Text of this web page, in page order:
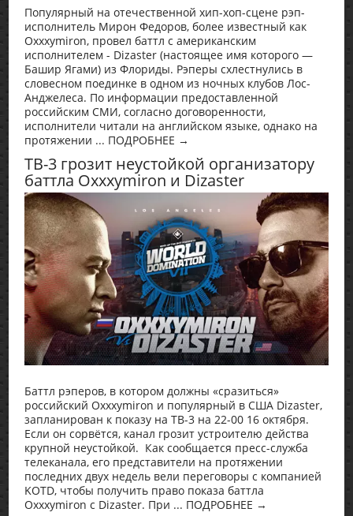
Популярный на отечественной хип-хоп-сцене рэп-
исполнитель Мирон Федоров, более известный как
Oxxxymiron, провел баттл с американским
исполнителем - Dizaster (настоящее имя которого —
Башир Ягами) из Флориды. Рэперы схлестнулись в
словесном поединке в одном из ночных клубов Лос-
Анджелеса. По информации предоставленной
российским СМИ, согласно договоренности,
исполнители читали на английском языке, однако на
протяжении ... ПОДРОБНЕЕ →
ТВ-3 грозит неустойкой организатору
баттла Oxxxymiron и Dizaster
Баттл рэперов, в котором должны «сразиться»
российский Oxxxymiron и популярный в США Dizaster,
запланирован к показу на ТВ-3 на 22-00 16 октября.
Если он сорвётся, канал грозит устроителю действа
крупной неустойкой. Как сообщается пресс-служба
телеканала, его представители на протяжении
последних двух недель вели переговоры с компанией
KOTD, чтобы получить право показа баттла
Oxxxymiron с Dizaster. При ... ПОДРОБНЕЕ →